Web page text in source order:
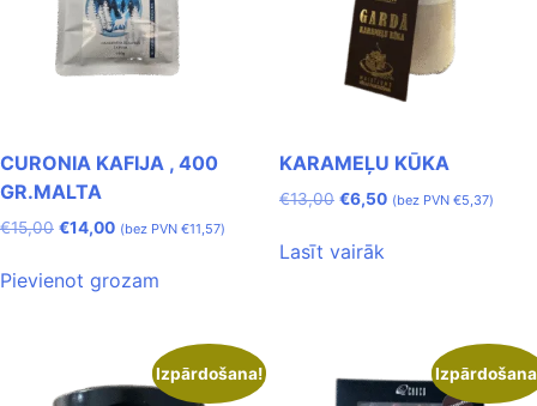
CURONIA KAFIJA , 400
GR.MALTA
€15,00 €14,00 (bez PVN €11,57)
Pievienot grozam
KARAMEĻU KŪKA
€13,00 €6,50 (bez PVN €5,37)
Lasīt vairāk
Izpārdošana!